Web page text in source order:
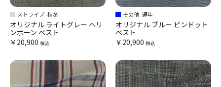
ストライプ 秋冬
オリジナル ライトグレー ヘリ
ンボーン ベスト
￥20,900 税込
その他 通年
オリジナル ブルー ピンドット
ベスト
￥20,900 税込